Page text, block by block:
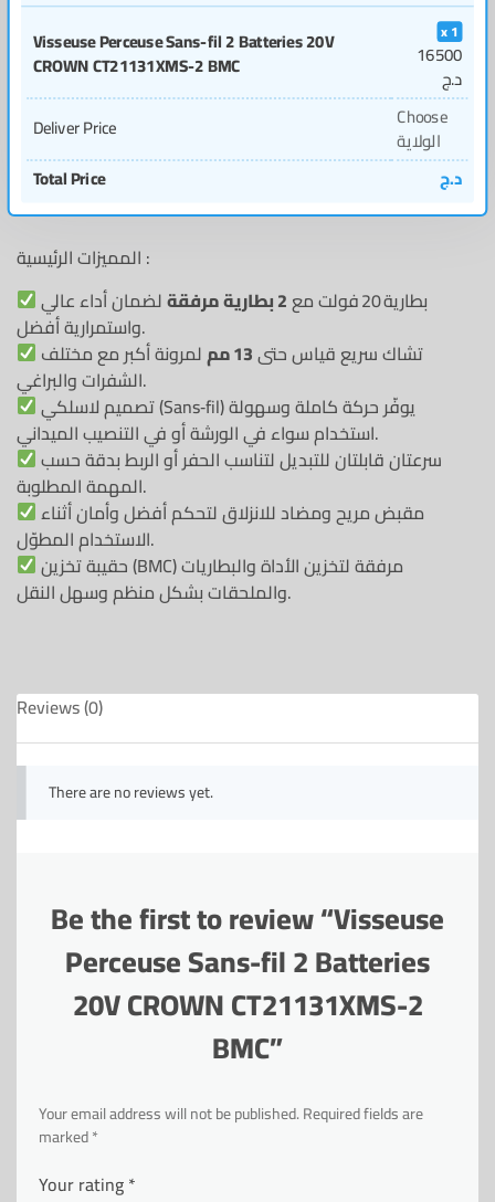
Visseuse Perceuse Sans-fil 2 Batteries 20V
CROWN CT21131XMS-2 BMC
1
16500
د.ج
Deliver Price
Choose
الولاية
Total Price
د.ج
المميزات الرئيسية :
بطارية 20 فولت مع
2 بطارية مرفقة
لضمان أداء عالي
واستمرارية أفضل.
تشاك سريع قياس حتى13 مم
لمرونة أكبر مع مختلف
الشفرات والبراغي.
تصميم لاسلكي (Sans‑fil) يوفّر حركة كاملة وسهولة
استخدام سواء في الورشة أو في التنصيب الميداني.
سرعتان قابلتان للتبديل لتناسب الحفر أو الربط بدقة حسب
المهمة المطلوبة.
مقبض مريح ومضاد للانزلاق لتحكم أفضل وأمان أثناء
الاستخدام المطوّل.
حقيبة تخزين (BMC) مرفقة لتخزين الأداة والبطاريات
والملحقات بشكل منظم وسهل النقل.
Reviews (0)
There are no reviews yet.
Be the first to review “Visseuse
Perceuse Sans-fil 2 Batteries
20V CROWN CT21131XMS-2
BMC”
Your email address will not be published.Required fields are
marked*
Your rating*